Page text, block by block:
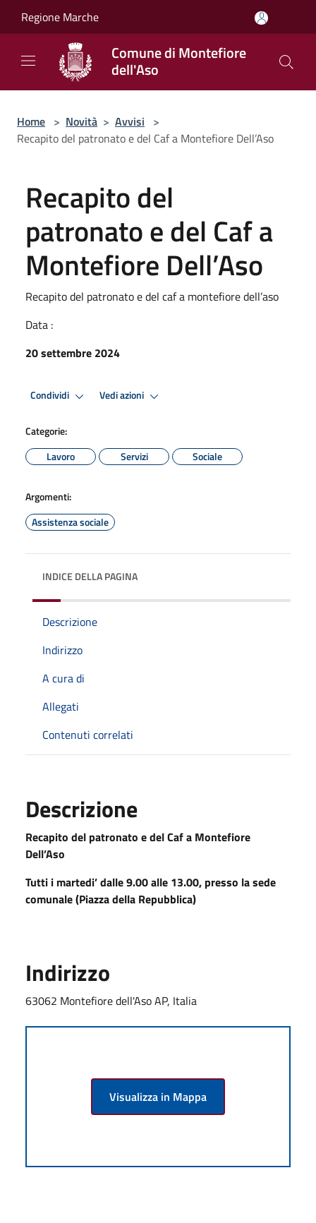
Regione Marche
Comune di Montefiore
dell'Aso
Home > Novità > Avvisi >
Recapito del patronato e del Caf a Montefiore Dell’Aso
Recapito del
patronato e del Caf a
Montefiore Dell’Aso
Recapito del patronato e del caf a montefiore dell’aso
Data :
20 settembre 2024
Condividi Vedi azioni
Categorie:
Lavoro
Servizi Sociale
Argomenti:
Assistenza sociale
INDICE DELLA PAGINA
Descrizione
Indirizzo
A cura di
Allegati
Contenuti correlati
Descrizione
Recapito del patronato e del Caf a Montefiore
Dell’Aso
Tutti i martedi’ dalle 9.00 alle 13.00, presso la sede
comunale (Piazza della Repubblica)
Indirizzo
63062 Montefiore dell'Aso AP, Italia
Visualizza in Mappa